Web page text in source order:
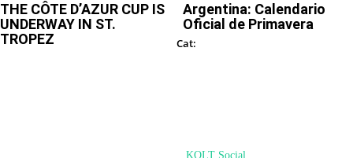
THE CÔTE D’AZUR CUP IS
UNDERWAY IN ST.
TROPEZ
Argentina: Calendario
Oficial de Primavera
Cat:
KOLT Social